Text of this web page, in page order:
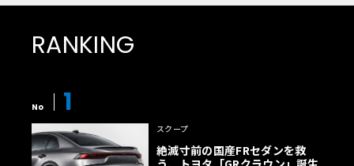
RANKING
No 1
スクープ
絶滅寸前の国産FRセダンを救